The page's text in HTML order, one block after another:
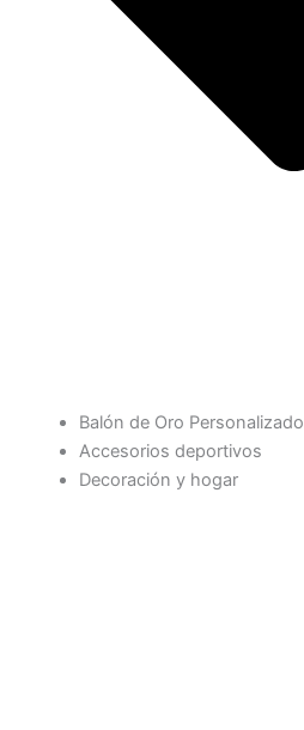
Balón de Oro Personalizado
Accesorios deportivos
Decoración y hogar